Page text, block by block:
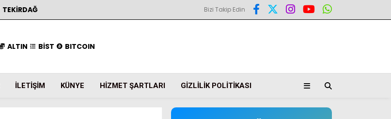
TEKIRDAĞ Bizi Takip Edin
ALTIN BİST BITCOIN
İLETIŞIM KÜNYE HIZMET ŞARTLARI GIZLILIK POLITIKASI